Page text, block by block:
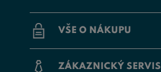
VŠE O NÁKUPU
ZÁKAZNICKÝ SERVIS